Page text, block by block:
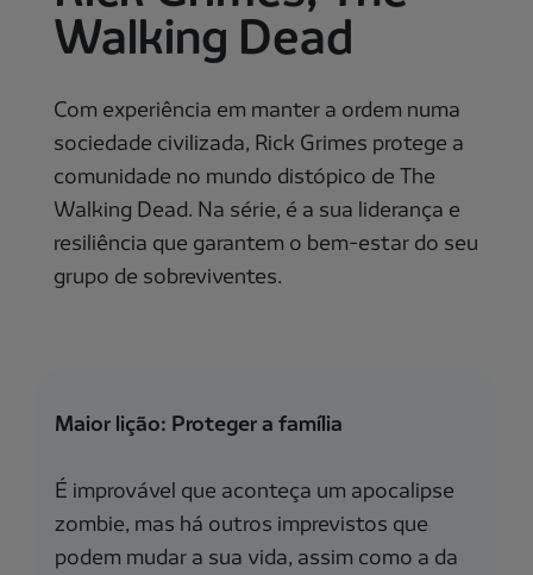
Walking Dead
Com experiência em manter a ordem numa
sociedade civilizada, Rick Grimes protege a
comunidade no mundo distópico de The
Walking Dead. Na série, é a sua liderança e
resiliência que garantem o bem-estar do seu
grupo de sobreviventes.
Maior lição: Proteger a família
É improvável que aconteça um apocalipse
zombie, mas há outros imprevistos que
podem mudar a sua vida, assim como a da